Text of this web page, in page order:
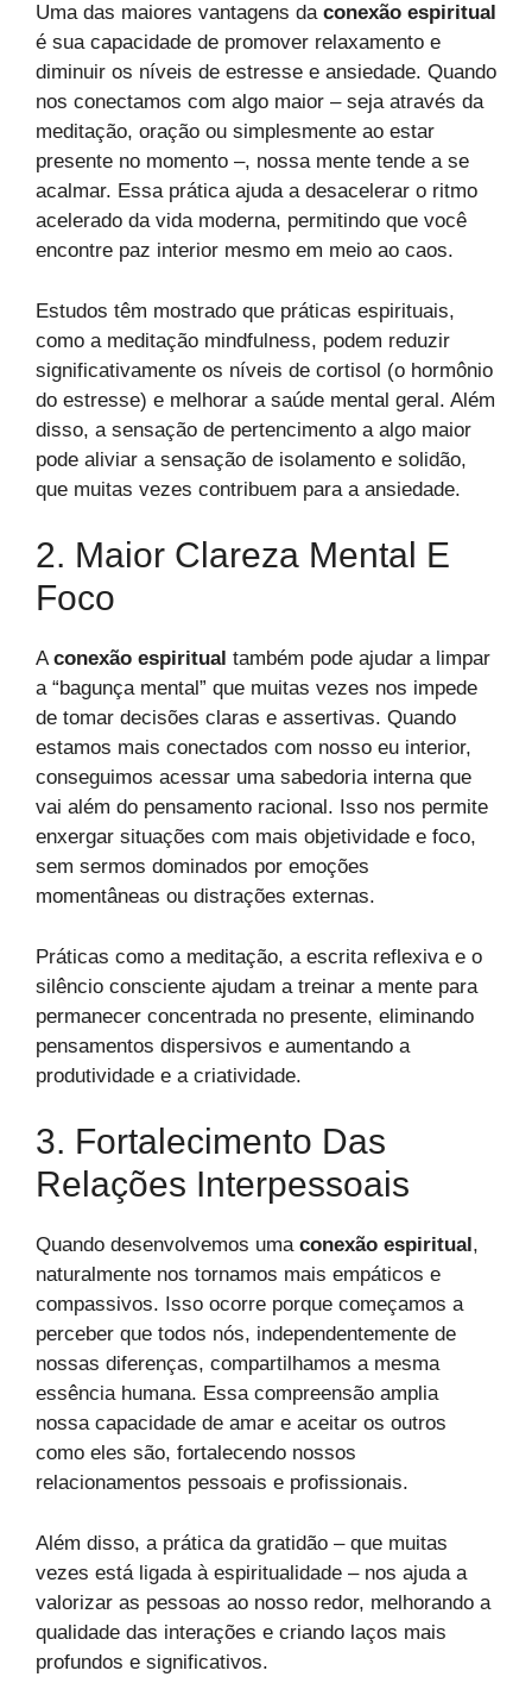
Uma das maiores vantagens da conexão espiritual
é sua capacidade de promover relaxamento e
diminuir os níveis de estresse e ansiedade. Quando
nos conectamos com algo maior – seja através da
meditação, oração ou simplesmente ao estar
presente no momento –, nossa mente tende a se
acalmar. Essa prática ajuda a desacelerar o ritmo
acelerado da vida moderna, permitindo que você
encontre paz interior mesmo em meio ao caos.
Estudos têm mostrado que práticas espirituais,
como a meditação mindfulness, podem reduzir
significativamente os níveis de cortisol (o hormônio
do estresse) e melhorar a saúde mental geral. Além
disso, a sensação de pertencimento a algo maior
pode aliviar a sensação de isolamento e solidão,
que muitas vezes contribuem para a ansiedade.
2. Maior Clareza Mental E
Foco
Aconexão espiritual também pode ajudar a limpar
a “bagunça mental” que muitas vezes nos impede
de tomar decisões claras e assertivas. Quando
estamos mais conectados com nosso eu interior,
conseguimos acessar uma sabedoria interna que
vai além do pensamento racional. Isso nos permite
enxergar situações com mais objetividade e foco,
sem sermos dominados por emoções
momentâneas ou distrações externas.
Práticas como a meditação, a escrita reflexiva e o
silêncio consciente ajudam a treinar a mente para
permanecer concentrada no presente, eliminando
pensamentos dispersivos e aumentando a
produtividade e a criatividade.
3. Fortalecimento Das
Relações Interpessoais
Quando desenvolvemos uma conexão espiritual,
naturalmente nos tornamos mais empáticos e
compassivos. Isso ocorre porque começamos a
perceber que todos nós, independentemente de
nossas diferenças, compartilhamos a mesma
essência humana. Essa compreensão amplia
nossa capacidade de amar e aceitar os outros
como eles são, fortalecendo nossos
relacionamentos pessoais e profissionais.
Além disso, a prática da gratidão – que muitas
vezes está ligada à espiritualidade – nos ajuda a
valorizar as pessoas ao nosso redor, melhorando a
qualidade das interações e criando laços mais
profundos e significativos.